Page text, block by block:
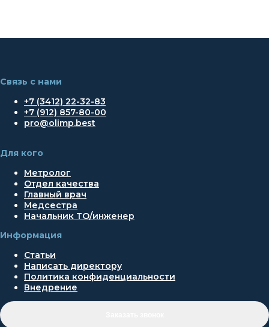
Связь с нами
+7 (3412) 22-32-83
+7 (912) 857-80-00
pro@olimp.best
Для кого
Метролог
Отдел качества
Главный врач
Медсестра
Начальник ТО/инженер
Информация
Статьи
Написать директору
Политика конфиденциальности
Внедрение